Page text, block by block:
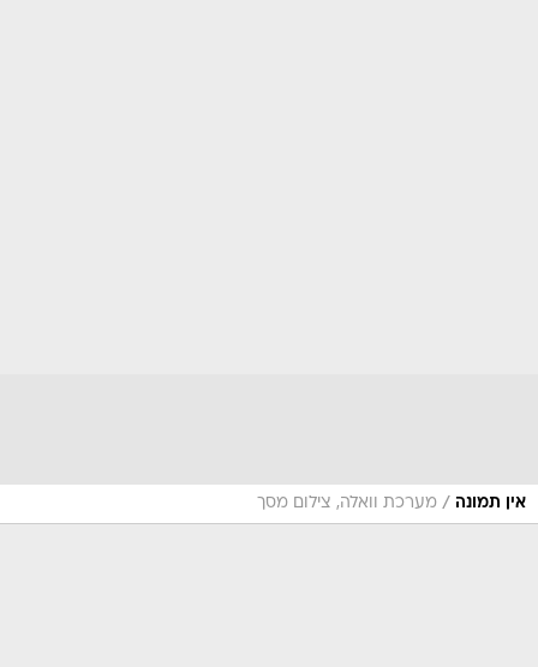
אין תמונה / מערכת וואלה, צילום מסך